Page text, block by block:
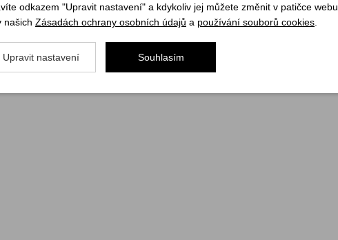
odkazem "Upravit nastavení" a kdykoliv jej můžete změnit v patičce webu.
našich Zásadách ochrany osobních údajů a používání souborů cookies
Upravit nastavení Souhlasím